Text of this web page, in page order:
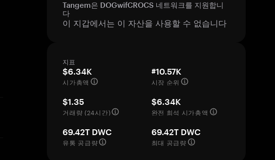
Tangem은 DOGwifCROCS 네트워크를 지원합니
다
이 지갑에서는 이 자산을 사용할 수 없습니다
지표
$6.34K
시가총액
#10.57K
시장 순위
$1.35
거래량 (24시간)
$6.34K
완전 희석 시가총액
69.42T DWC
유통 공급량
69.42T DWC
최대 공급량